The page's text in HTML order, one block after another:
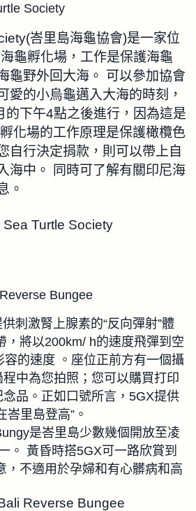
Society
峇里島海龜協會)是一家位
龜孵化場，工作是保護海龜
龜野外回大海。 可以參加協會
愛的小烏龜邁入大海的時刻，
的下午4點之後進行，因為這是
孵化場的工作原理是保護橄欖色
自行決定捐款，則可以帶上自
海中。
同時可了解有關印尼海
。
Bungee
刺激腎上腺素的“反向彈射”體
，將以200km/ h的速度飛彈到空
容的速度 。座位正前方有一個攝
中為您拍照；您可以購買打印
品。 正如口號所言，5GX提供
峇里島登高”。
是峇里島少數幾個開放至凌
。 黃昏時搭5GX可一路欣賞到
，不適用於孕婦和有心髒病和高